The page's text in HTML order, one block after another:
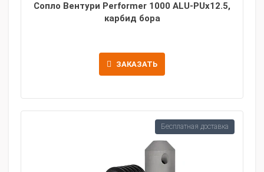
Сопло Вентури Performer 1000 ALU-PUx12.5,
карбид бора
ЗАКАЗАТЬ
Бесплатная доставка